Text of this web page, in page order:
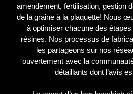
amendement, fertilisation, gestion
de la graine à la plaquette! Nous
à optimiser chacune des
résines. Nos processus de
les partageons sur nos
ouvertement avec la
détaillants dont l’avis